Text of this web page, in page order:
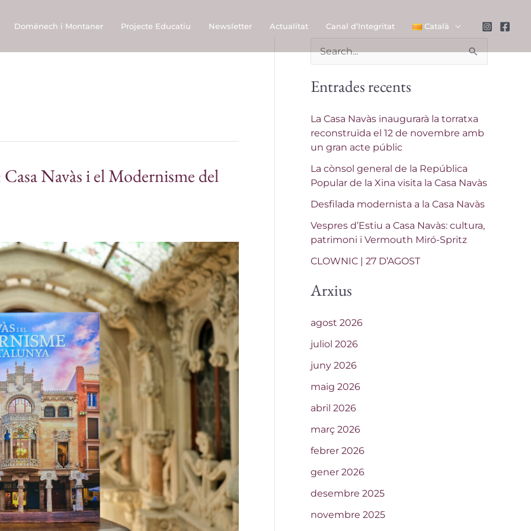
Domènech i Montaner Projecte Educatiu Newsletter Actualitat Canal d’Integritat Català
Navàs i el Modernisme del
C
r
a
:
Entrades recents
La Casa Navàs inaugurarà la torratxa
reconstruïda el 12 de novembre amb
un gran acte públic
La cònsol general de la República
Popular de la Xina visita la Casa Navàs
Desfilada modernista a la Casa Navàs
Vespres d’Estiu a Casa Navàs: cultura,
patrimoni i Vermouth Miró-Spritz
CLOWNIC | 27 D’AGOST
Arxius
agost 2026
juliol 2026
juny 2026
maig 2026
abril 2026
març 2026
febrer 2026
gener 2026
desembre 2025
novembre 2025